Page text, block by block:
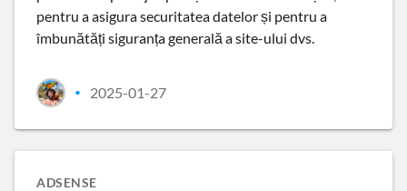
pentru a asigura securitatea datelor și pentru a
îmbunătăți siguranța generală a site-ului dvs.
• 2025-01-27
ADSENSE